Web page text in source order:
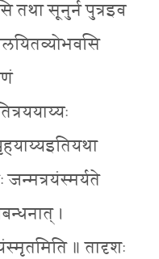
तथा सूनुर्न पुत्रइव
जन्मत्रयंस्मर्यते
।
॥ तादृशः